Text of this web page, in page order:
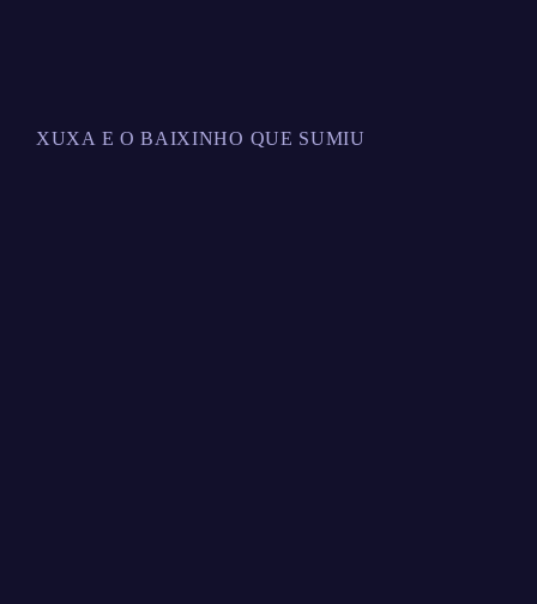
XUXA E O BAIXINHO QUE SUMIU